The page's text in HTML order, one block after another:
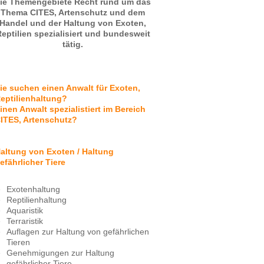
Themengebiete Recht rund um das
Thema CITES, Artenschutz und dem
Handel und der Haltung von Exoten,
spezialisiert und bundesweit
tätig.
suchen einen Anwalt für Exoten,
Anwalt spezialistiert im Bereich
Artenschutz?
von Exoten / Haltung
Tiere
Exotenhaltung
Reptilienhaltung
Aquaristik
Terraristik
Auflagen zur Haltung von gefährlichen
Tieren
Genehmigungen zur Haltung